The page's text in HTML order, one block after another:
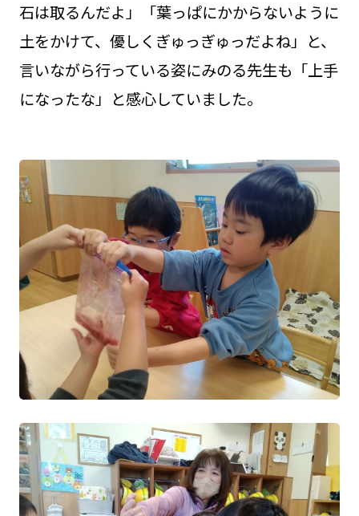
石は取るんだよ」「葉っぱにかからないように
土をかけて、優しくぎゅっぎゅっだよね」と、
言いながら行っている姿にみのる先生も「上手
になったな」と感心していました。